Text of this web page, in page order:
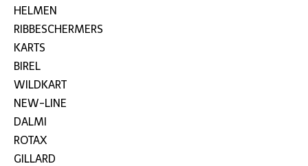
HELMEN
RIBBESCHERMERS
KARTS
BIREL
WILDKART
NEW-LINE
DALMI
ROTAX
GILLARD